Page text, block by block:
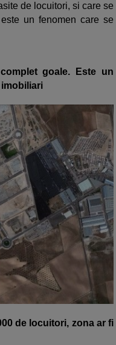
de locuitori, si care se
un fenomen care se
goale. Este un
de locuitori, zona ar fi